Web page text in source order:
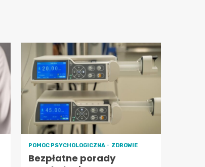
POMOC PSYCHOLOGICZNA ZDROWIE
Bezpłatne porady